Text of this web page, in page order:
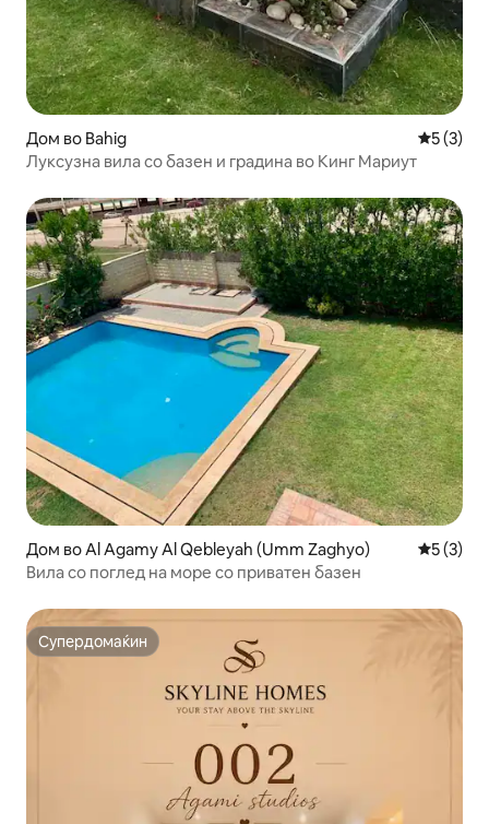
Дом во Bahig
5 (3)
Луксузна вила со базен и градина во Кинг Мариут
Дом во Al Agamy Al Qebleyah (Umm Zaghyo)
5 (3)
Вила со поглед на море со приватен базен
Супердомаќин
Супердомаќин